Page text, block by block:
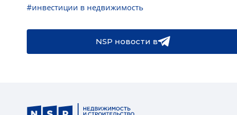
#инвестиции в недвижимость
NSP новости в